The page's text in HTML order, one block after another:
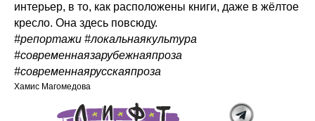
интерьер, в то, как расположены книги, даже в жёлтое
кресло. Она здесь повсюду.
#репортажи #локальнаякультура
#современнаязарубежнаяпроза
#современнаярусскаяпроза
Хамис Магомедова